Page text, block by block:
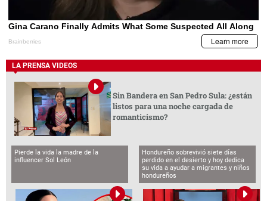
LA PRENSA VIDEOS
Sin Bandera en San Pedro Sula: ¿están
listos para una noche cargada de
romanticismo?
Pierde la vida la madre de la
influencer Sol León
Hondureño sobrevivió siete días
perdido en el desierto y hoy dedica
su vida a ayudar a migrantes y niños
hondureños